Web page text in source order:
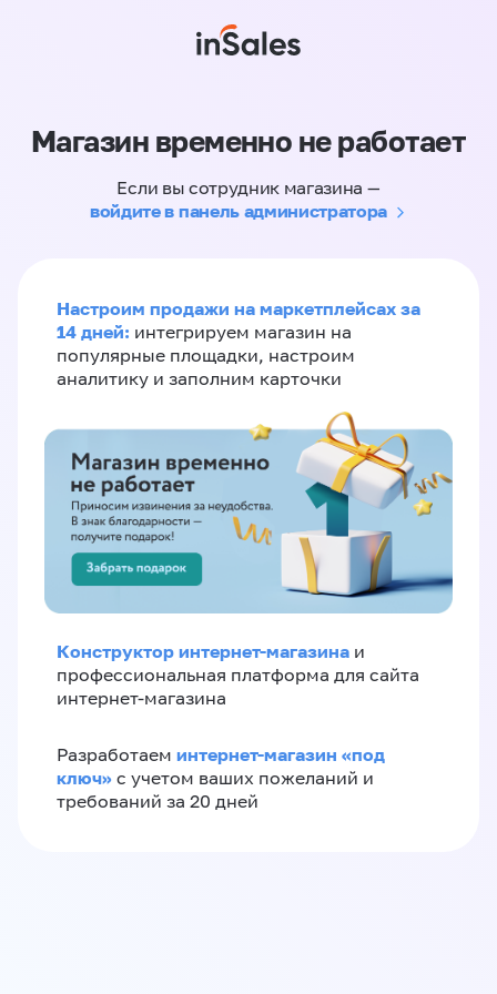
Магазин временно не работает
Если вы сотрудник магазина —
войдите в панель администратора
Настроим продажи на маркетплейсах за
14 дней: интегрируем магазин на
популярные площадки, настроим
аналитику и заполним карточки
Конструктор интернет-магазина и
профессиональная платформа для сайта
интернет-магазина
Разработаем интернет-магазин «‎под
ключ»‎ с учетом ваших пожеланий и
требований за 20 дней